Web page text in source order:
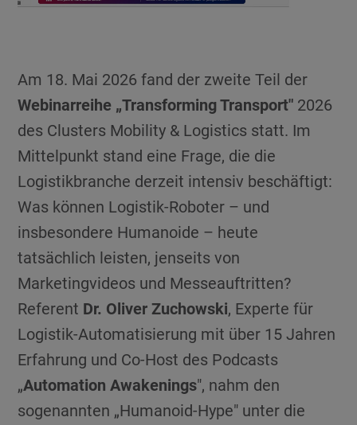
Am 18. Mai 2026 fand der zweite Teil der
Webinarreihe „Transforming Transport" 2026
des Clusters Mobility & Logistics statt. Im
Mittelpunkt stand eine Frage, die die
Logistikbranche derzeit intensiv beschäftigt:
Was können Logistik-Roboter – und
insbesondere Humanoide – heute
tatsächlich leisten, jenseits von
Marketingvideos und Messeauftritten?
Referent Dr. Oliver Zuchowski, Experte für
Logistik-Automatisierung mit über 15 Jahren
Erfahrung und Co-Host des Podcasts
„Automation Awakenings", nahm den
sogenannten „Humanoid-Hype" unter die